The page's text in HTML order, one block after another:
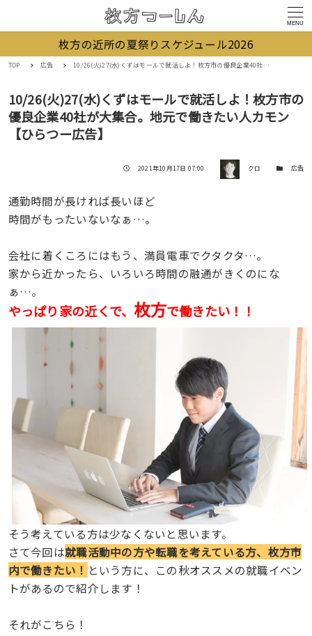
MENU
枚方の近所の夏祭りスケジュール2026
TOP 広告 10/26(火)27(水)くずはモールで就活しよ！枚方市の優良企業40社が大集合。地元で働きたい人カモン【ひらつー広告】
10/26(火)27(水)くずはモールで就活しよ！枚方市の
優良企業40社が大集合。地元で働きたい人カモン
【ひらつー広告】
投稿日
2021年10月17日 07:00 著者 クロ カテゴリー
広告
通勤時間が長ければ長いほど
時間がもったいないなぁ…。
会社に着くころにはもう、満員電車でクタクタ…。
家から近かったら、いろいろ時間の融通がきくのにな
ぁ…。
やっぱり家の近くで、枚方で働きたい！！
そう考えている方は少なくないと思います。
さて今回は就職活動中の方や転職を考えている方、枚方市
内で働きたい！ という方に、この秋オススメの就職イベン
トがあるので紹介します！
それがこちら！